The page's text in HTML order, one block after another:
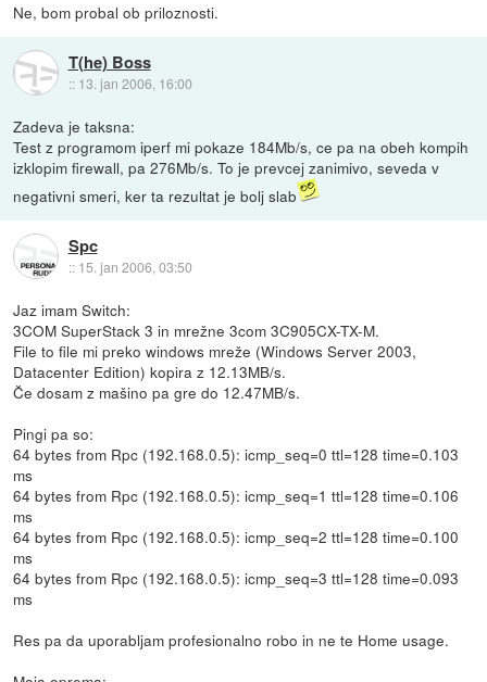
Ne, bom probal ob priloznosti.
T(he) Boss
:: 13. jan 2006, 16:00
Zadeva je taksna:
Test z programom iperf mi pokaze 184Mb/s, ce pa na obeh kompih
izklopim firewall, pa 276Mb/s. To je prevcej zanimivo, seveda v
negativni smeri, ker ta rezultat je bolj slab
Spc
:: 15. jan 2006, 03:50
Jaz imam Switch:
3COM SuperStack 3 in mrežne 3com 3C905CX-TX-M.
File to file mi preko windows mreže (Windows Server 2003,
Datacenter Edition) kopira z 12.13MB/s.
Če dosam z mašino pa gre do 12.47MB/s.
Pingi pa so:
64 bytes from Rpc (192.168.0.5): icmp_seq=0 ttl=128 time=0.103
ms
64 bytes from Rpc (192.168.0.5): icmp_seq=1 ttl=128 time=0.106
ms
64 bytes from Rpc (192.168.0.5): icmp_seq=2 ttl=128 time=0.100
ms
64 bytes from Rpc (192.168.0.5): icmp_seq=3 ttl=128 time=0.093
ms
Res pa da uporabljam profesionalno robo in ne te Home usage.